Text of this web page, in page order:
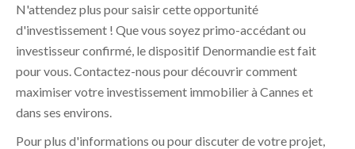
N'attendez plus pour saisir cette opportunité
d'investissement ! Que vous soyez primo-accédant ou
investisseur confirmé, le dispositif Denormandie est fait
pour vous. Contactez-nous pour découvrir comment
maximiser votre investissement immobilier à Cannes et
dans ses environs.
Pour plus d'informations ou pour discuter de votre projet,